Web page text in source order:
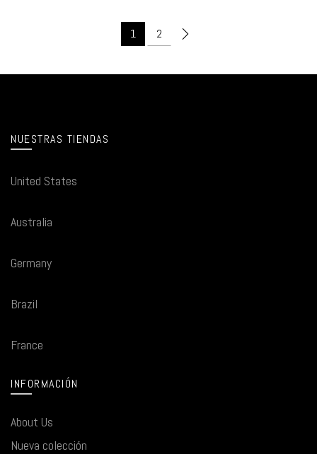
1 2
NUESTRAS TIENDAS
United States
Australia
Germany
Brazil
France
INFORMACIÓN
About Us
Nueva colección